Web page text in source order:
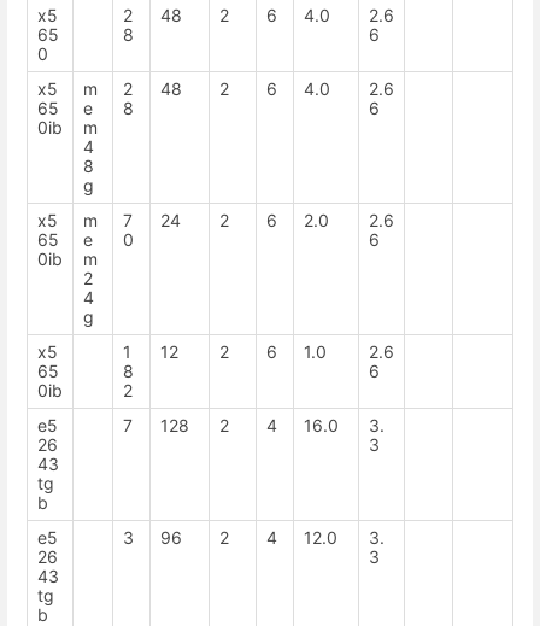
x5
65
0
2
8
48 2 6 4.0
2.6
6
x5
65
0ib
m
e
m
4
8
g
2
8
48 2 6 4.0
2.6
6
x5
65
0ib
m
e
m
2
4
g
7
0
24 2 6 2.0
2.6
6
x5
65
0ib
1
8
2
12 2 6 1.0
2.6
6
e5
26
43
tg
b
7 128 2 4 16.0
3.
3
e5
26
43
tg
b
3 96 2 4 12.0
3.
3